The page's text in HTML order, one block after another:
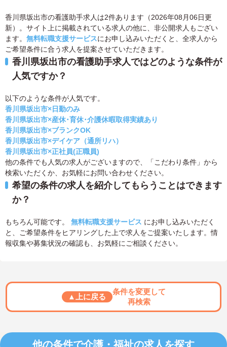
香川県坂出市の看護助手求人は2件あります（2026年08月06日更
新）。サイト上に掲載されている求人の他に、非公開求人もござい
ます。 無料転職支援サービスにお申し込みいただくと、全求人から
ご希望条件に合う求人を提案させていただきます。
香川県坂出市の看護助手求人ではどのような条件が
人気ですか？
以下のような条件が人気です。
香川県坂出市×日勤のみ
香川県坂出市×産休･育休･介護休暇取得実績あり
香川県坂出市×ブランクOK
香川県坂出市×デイケア（通所リハ）
香川県坂出市×正社員(正職員)
他の条件でも人気の求人がございますので、「こだわり条件」から
検索いただくか、お気軽にお問い合わせください。
希望の条件の求人を紹介してもらうことはできます
か？
もちろん可能です。 無料転職支援サービス にお申し込みいただく
と、ご希望条件をヒアリングした上で求人をご提案いたします。情
報収集や募集状況の確認も、お気軽にご相談ください。
▲上に戻る
条件を変更して
再検索
他の条件で介護・福祉の求人を探す